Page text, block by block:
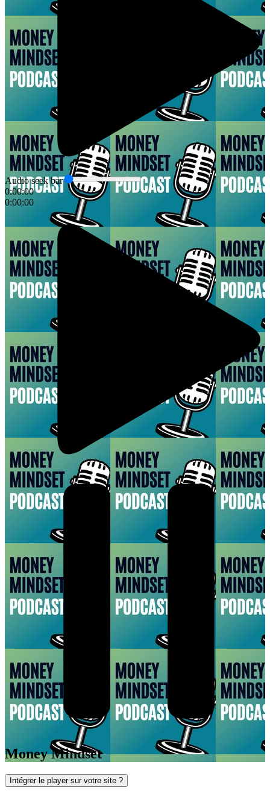
Audio seek bar
0:00:00
0:00:00
Money Mindset
Intégrer le player sur votre site ?